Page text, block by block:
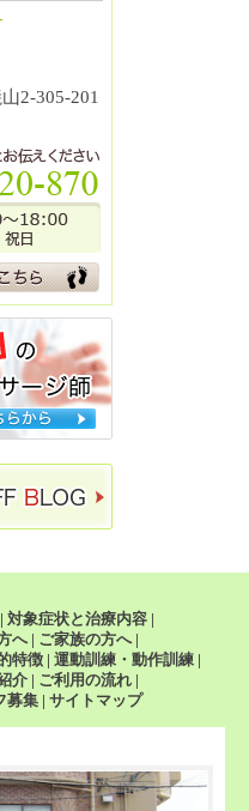
2-305-201
| 対象症状と治療内容 |
へ| ご家族の方へ|
特徴 | 運動訓練・動作訓練 |
介 | ご利用の流れ |
募集 | サイトマップ